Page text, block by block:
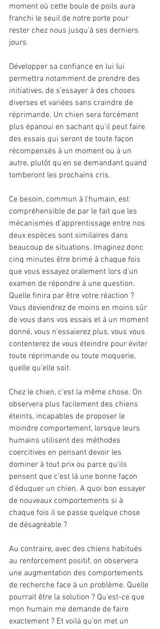
moment où cette boule de poils aura
franchi le seuil de notre porte pour
rester chez nous jusqu'à ses derniers
jours.
Développer sa confiance en lui lui
permettra notamment de prendre des
initiatives, de s'essayer à des choses
diverses et variées sans craindre de
réprimande. Un chien sera forcément
plus épanoui en sachant qu'il peut faire
des essais qui seront de toute façon
récompensés à un moment ou à un
autre, plutôt qu'en se demandant quand
tomberont les prochains cris.
Ce besoin, commun à l'humain, est
compréhensible de par le fait que les
mécanismes d'apprentissage entre nos
deux espèces sont similaires dans
beaucoup de situations. Imaginez donc
cinq minutes être brimé à chaque fois
que vous essayez oralement lors d'un
examen de répondre à une question.
Quelle finira par être votre réaction ?
Vous deviendrez de moins en moins sûr
de vous dans vos essais et à un moment
donné, vous n'essaierez plus, vous vous
contenterez de vous éteindre pour éviter
toute réprimande ou toute moquerie,
quelle qu'elle soit.
Chez le chien, c'est la même chose. On
observera plus facilement des chiens
éteints, incapables de proposer le
moindre comportement, lorsque leurs
humains utilisent des méthodes
coercitives en pensant devoir les
dominer à tout prix ou parce qu'ils
pensent que c'est là une bonne façon
d'éduquer un chien. A quoi bon essayer
de nouveaux comportements si à
chaque fois il se passe quelque chose
de désagréable ?
Au contraire, avec des chiens habitués
au renforcement positif, on observera
une augmentation des comportements
de recherche face à un problème. Quelle
pourrait être la solution ? Qu'est-ce que
mon humain me demande de faire
exactement ? Et voilà qu'on met un